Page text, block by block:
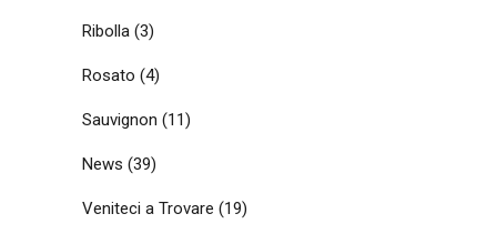
Ribolla (3)
Rosato (4)
Sauvignon (11)
News (39)
Veniteci a Trovare (19)